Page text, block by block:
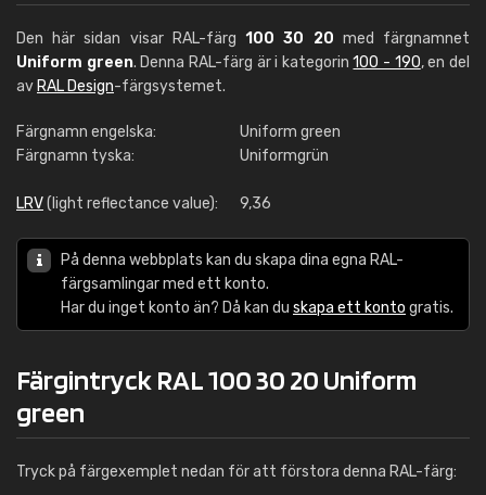
Den här sidan visar RAL-färg100 30 20 med färgnamnet
Uniform green. Denna RAL-färg är i kategorin100 - 190, en del
av RAL Design-färgsystemet.
Färgnamn engelska:
Uniform green
Färgnamn tyska:
Uniformgrün
LRV(light reflectance value): 9,36
På denna webbplats kan du skapa dina egna RAL-
färgsamlingar med ett konto.
Har du inget konto än? Då kan du skapa ett konto gratis.
Färgintryck RAL 100 30 20 Uniform
green
Tryck på färgexemplet nedan för att förstora denna RAL-färg: